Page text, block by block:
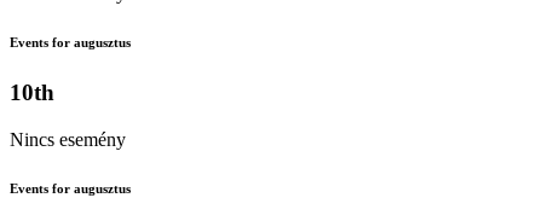
Events for augusztus
10th
Nincs esemény
Events for augusztus